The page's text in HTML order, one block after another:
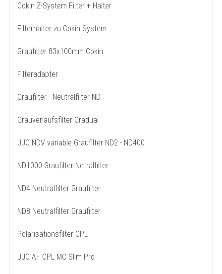
Cokin Z-System Filter + Halter
Filterhalter zu Cokin System
Graufilter 83x100mm Cokin
Filteradapter
Graufilter - Neutralfilter ND
Grauverlaufsfilter Gradual
JJC NDV variable Graufilter ND2 - ND400
ND1000 Graufilter Netralfilter
ND4 Neutralfilter Graufilter
ND8 Neutralfilter Graufilter
Polarisationsfilter CPL
JJC A+ CPL MC Slim Pro